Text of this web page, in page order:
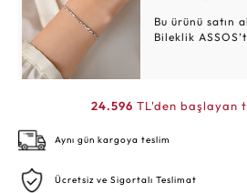
Bu ürünü satın
Bileklik
24.596 TL'den başlayan
Aynı gün kargoya teslim
Ücretsiz ve Sigortalı Teslimat